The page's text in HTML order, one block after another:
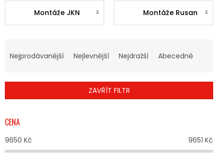
Montáže JKN Montáže Rusan
N
Í
R
O
D
U
Nejprodávanější Nejlevnější Nejdražší Abecedně
ZAVŘÍT FILTR
CENA
9650 Kč 9651 Kč